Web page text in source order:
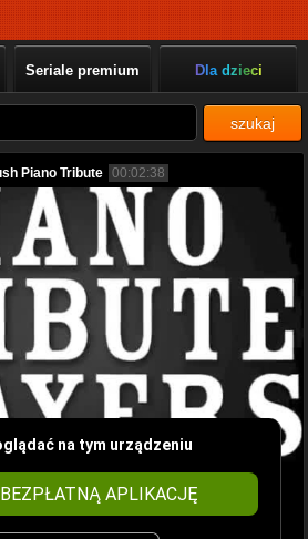
Seriale premium Dla dzieci
szukaj
Piano Tribute 00:02:38
na tym urządzeniu
APLIKACJĘ